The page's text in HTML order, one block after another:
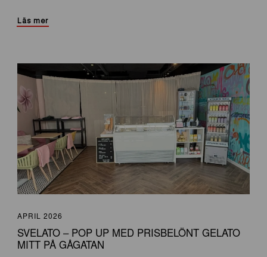
Läs mer
APRIL 2026
SVELATO – POP UP MED PRISBELÖNT GELATO
MITT PÅ GÅGATAN